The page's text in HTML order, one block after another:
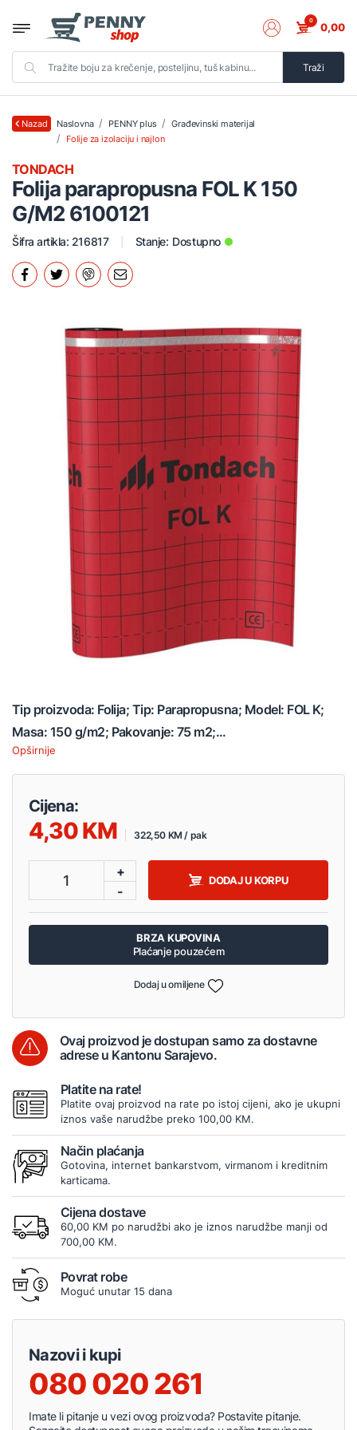
Traži
0 0,00
Nazad Naslovna PENNY plus
Građevinski materijal
Folije za izolaciju i najlon
Folija parapropusna FOL K 150
G/M2 6100121
TONDACH
Šifra artikla: 216817 Stanje: Dostupno
Tip proizvoda: Folija; Tip: Parapropusna; Model: FOL K;
Masa: 150 g/m2; Pakovanje: 75 m2;...
Opširnije
Cijena:
4,30 322,50 KM / pak
1
+
-
DODAJ U KORPU
BRZA KUPOVINA
Plaćanje pouzećem
Dodaj u omiljene
Ovaj proizvod je dostupan samo za dostavne
adrese u Kantonu Sarajevo.
Platite na rate!
Platite ovaj proizvod na rate po istoj cijeni, ako je ukupni
iznos vaše narudžbe preko 100,00 KM.
Način plaćanja
Gotovina, internet bankarstvom, virmanom i kreditnim
karticama.
Cijena dostave
60,00 KM po narudžbi ako je iznos narudžbe manji od
700,00 KM.
Povrat robe
Moguć unutar 15 dana
Nazovi i kupi
080 020 261
Imate li pitanje u vezi ovog proizvoda? Postavite pitanje.